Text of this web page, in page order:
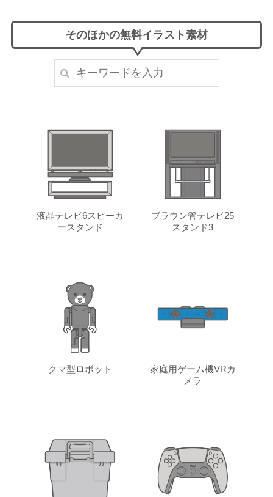
そのほかの無料イラスト素材
液晶テレビ6スピーカ
ースタンド
ブラウン管テレビ25
スタンド3
クマ型ロボット
家庭用ゲーム機VRカ
メラ